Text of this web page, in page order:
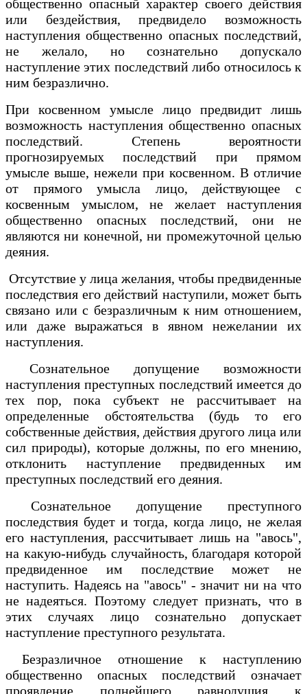
общественно опасный характер своего действия
или бездействия, предвидело возможность
наступления общественно опасных последствий,
не желало, но сознательно допускало
наступление этих последствий либо относилось к
ним безразлично.
При косвенном умысле лицо предвидит лишь
возможность наступления общественно опасных
последствий. Степень вероятности
прогнозируемых последствий при прямом
умысле выше, нежели при косвенном. В отличие
от прямого умысла лицо, действующее с
косвенным умыслом, не желает наступления
общественно опасных последствий, они не
являются ни конечной, ни промежуточной целью
деяния.
Отсутствие у лица желания, чтобы предвиденные
последствия его действий наступили, может быть
связано или с безразличным к ним отношением,
или даже выражаться в явном нежелании их
наступления.
Сознательное допущение возможности
наступления преступных последствий имеется до
тех пор, пока субъект не рассчитывает на
определенные обстоятельства (будь то его
собственные действия, действия другого лица или
сил природы), которые должны, по его мнению,
отклонить наступление предвиденных им
преступных последствий его деяния.
Сознательное допущение преступного
последствия будет и тогда, когда лицо, не желая
его наступления, рассчитывает лишь на "авось",
на какую-нибудь случайность, благодаря которой
предвиденное им последствие может не
наступить. Надеясь на "авось" - значит ни на что
не надеяться. Поэтому следует признать, что в
этих случаях лицо сознательно допускает
наступление преступного результата.
Безразличное отношение к наступлению
общественно опасных последствий означает
проявление полнейшего равнодушия к